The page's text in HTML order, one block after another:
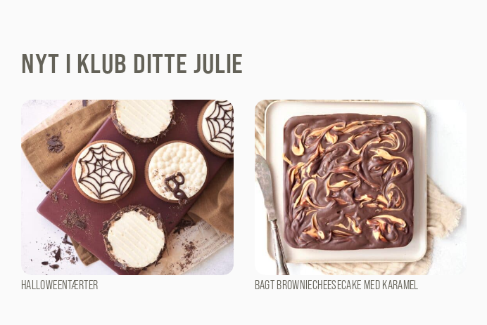
NYT I KLUB DITTE JULIE
HALLOWEENTÆRTER BAGT BROWNIECHEESECAKE MED KARAMEL